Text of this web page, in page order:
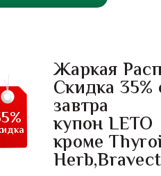
Жаркая
Скидка 35%
завтра
купон LETO
кроме